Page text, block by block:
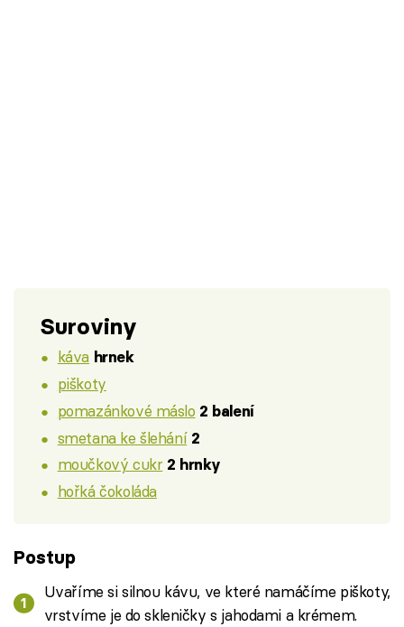
Suroviny
káva hrnek
piškoty
pomazánkové máslo 2 balení
smetana ke šlehání 2
moučkový cukr 2 hrnky
hořká čokoláda
Postup
Uvaříme si silnou kávu, ve které namáčíme piškoty,
vrstvíme je do skleničky s jahodami a krémem.